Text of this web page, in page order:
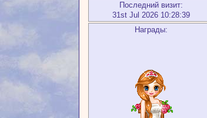
Последний визит:
31st Jul 2026 10:28:39
Награды: